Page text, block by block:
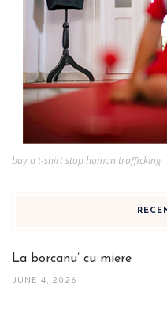
buy a t-shirt stop human trafficking
La borcanu’ cu miere
JUNE 4, 2026